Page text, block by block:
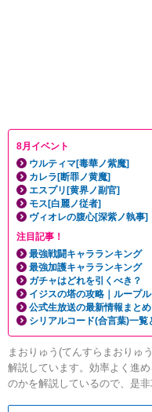
8月イベント
ウルティマ[毒華ノ紫魔]
カレラ[断罪ノ黄魔]
エスプリ[黄界ノ副官]
モス[白麗ノ従者]
ヴィオレの腹心[深紫ノ執事]
注目記事！
最強戦闘キャラランキング
最強加護キャラランキング
ガチャはどれを引くべき？
イジスの塔の攻略｜ループ
公式生放送の最新情報まとめ
シリアルコード(合言葉)一覧
まおりゅう(てんすらまおりゅ
解説しています。効率よく進
のかを解説しているので、是非